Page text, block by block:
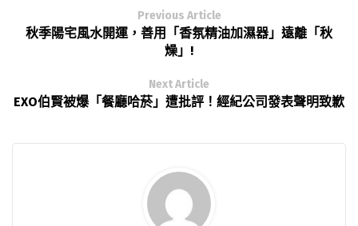
Previous Article
秋季陽宅風水開運，善用「香氛精油加濕器」遠離「秋
燥」!
Next Article
EXO伯賢被爆「餐廳哈菸」遭批評！經紀公司發表聲明致歉